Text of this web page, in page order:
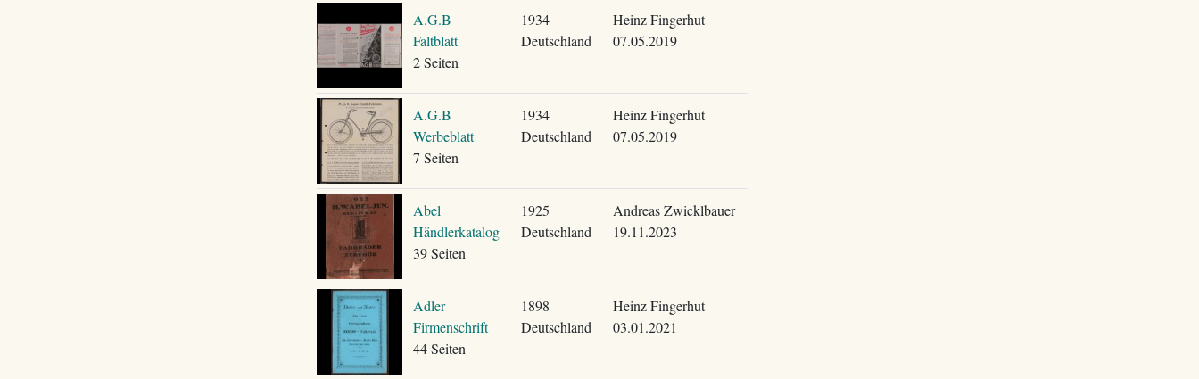
A.G.B
Faltblatt
2 Seiten
1934
Deutschland
Heinz Fingerhut
07.05.2019
A.G.B
Werbeblatt
7 Seiten
1934
Deutschland
Heinz Fingerhut
07.05.2019
Abel
Händlerkatalog
39 Seiten
1925
Deutschland
Andreas Zwicklbauer
19.11.2023
Adler
Firmenschrift
44 Seiten
1898
Deutschland
Heinz Fingerhut
03.01.2021